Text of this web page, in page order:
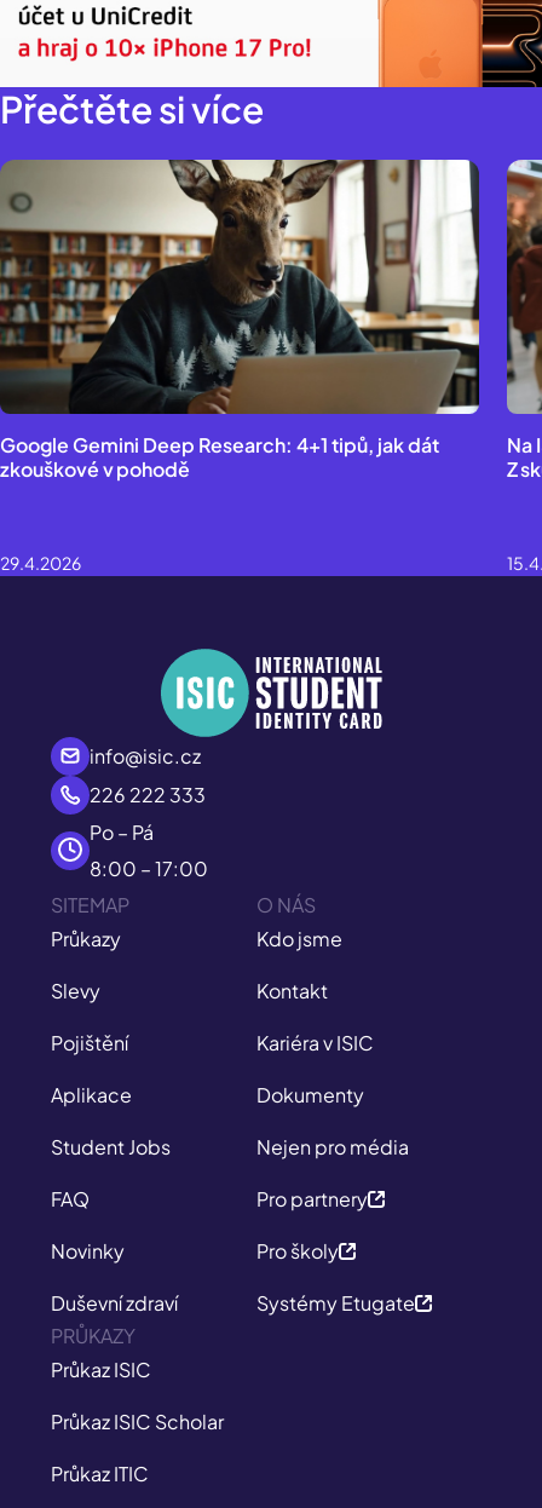
Přečtěte si více
Google Gemini Deep Research: 4+1 tipů, jak dát
zkouškové v pohodě
29.4.2026
Na
Z
info@isic.cz
226 222 333
Po – Pá
8:00 – 17:00
SITEMAP
Průkazy
Slevy
Pojištění
Aplikace
Student Jobs
FAQ
Novinky
Duševní zdraví
O NÁS
Kdo jsme
Kontakt
Kariéra v ISIC
Dokumenty
Nejen pro média
Pro partnery
Pro školy
Systémy Etugate
PRŮKAZY
Průkaz ISIC
Průkaz ISIC Scholar
Průkaz ITIC